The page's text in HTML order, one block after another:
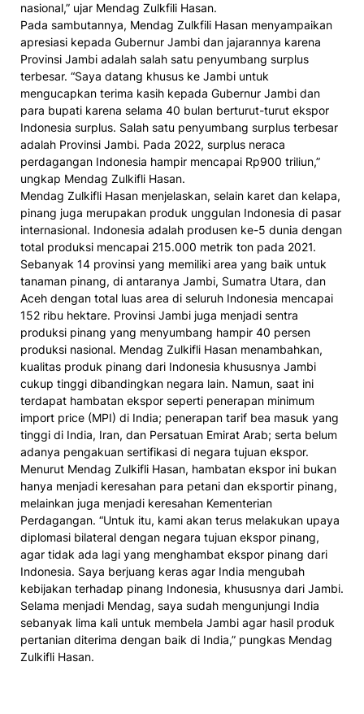
nasional,” ujar Mendag Zulkfili Hasan.
Pada sambutannya, Mendag Zulkfili Hasan menyampaikan
apresiasi kepada Gubernur Jambi dan jajarannya karena
Provinsi Jambi adalah salah satu penyumbang surplus
terbesar. “Saya datang khusus ke Jambi untuk
mengucapkan terima kasih kepada Gubernur Jambi dan
para bupati karena selama 40 bulan berturut-turut ekspor
Indonesia surplus. Salah satu penyumbang surplus terbesar
adalah Provinsi Jambi. Pada 2022, surplus neraca
perdagangan Indonesia hampir mencapai Rp900 triliun,”
ungkap Mendag Zulkifli Hasan.
Mendag Zulkifli Hasan menjelaskan, selain karet dan kelapa,
pinang juga merupakan produk unggulan Indonesia di pasar
internasional. Indonesia adalah produsen ke-5 dunia dengan
total produksi mencapai 215.000 metrik ton pada 2021.
Sebanyak 14 provinsi yang memiliki area yang baik untuk
tanaman pinang, di antaranya Jambi, Sumatra Utara, dan
Aceh dengan total luas area di seluruh Indonesia mencapai
152 ribu hektare. Provinsi Jambi juga menjadi sentra
produksi pinang yang menyumbang hampir 40 persen
produksi nasional. Mendag Zulkifli Hasan menambahkan,
kualitas produk pinang dari Indonesia khususnya Jambi
cukup tinggi dibandingkan negara lain. Namun, saat ini
terdapat hambatan ekspor seperti penerapan minimum
import price (MPI) di India; penerapan tarif bea masuk yang
tinggi di India, Iran, dan Persatuan Emirat Arab; serta belum
adanya pengakuan sertifikasi di negara tujuan ekspor.
Menurut Mendag Zulkifli Hasan, hambatan ekspor ini bukan
hanya menjadi keresahan para petani dan eksportir pinang,
melainkan juga menjadi keresahan Kementerian
Perdagangan. “Untuk itu, kami akan terus melakukan upaya
diplomasi bilateral dengan negara tujuan ekspor pinang,
agar tidak ada lagi yang menghambat ekspor pinang dari
Indonesia. Saya berjuang keras agar India mengubah
kebijakan terhadap pinang Indonesia, khususnya dari Jambi.
Selama menjadi Mendag, saya sudah mengunjungi India
sebanyak lima kali untuk membela Jambi agar hasil produk
pertanian diterima dengan baik di India,” pungkas Mendag
Zulkifli Hasan.